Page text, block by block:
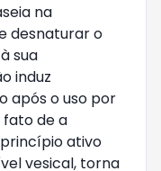
na
desnaturar o
sua
induz
após o uso por
fato de a
ativo
vesical, torna